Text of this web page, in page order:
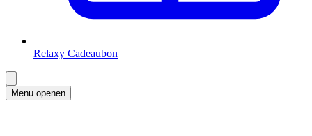
Relaxy Cadeaubon
Menu openen